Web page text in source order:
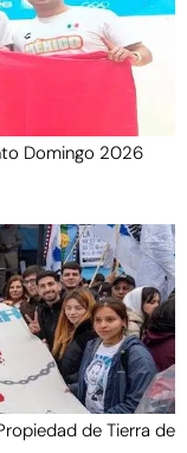
Domingo 2026
de Tierra de